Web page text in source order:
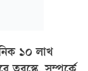
১০ লাখ